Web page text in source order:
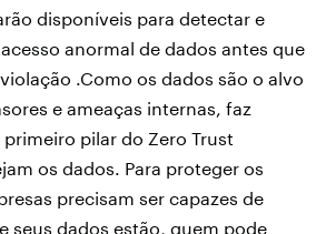
disponíveis para detectar e
anormal de dados antes que
.Como os dados são o alvo
e ameaças internas, faz
pilar do Zero Trust
os dados. Para proteger os
precisam ser capazes de
seus dados estão, quem pode